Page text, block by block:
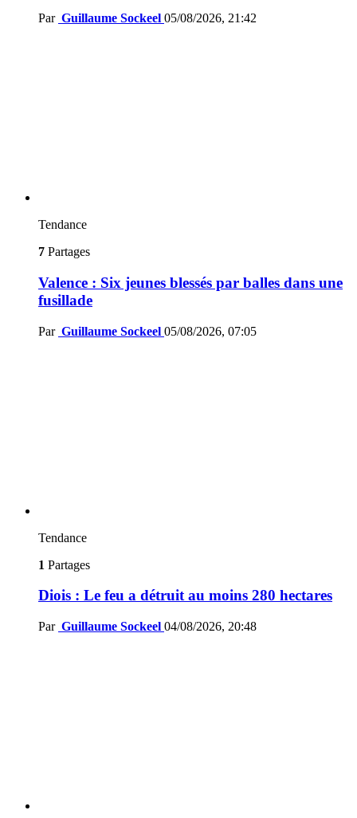
Par Guillaume Sockeel 05/08/2026, 21:42
Tendance
7 Partages
Valence : Six jeunes blessés par balles dans une
fusillade
Par Guillaume Sockeel 05/08/2026, 07:05
Tendance
1 Partages
Diois : Le feu a détruit au moins 280 hectares
Par Guillaume Sockeel 04/08/2026, 20:48